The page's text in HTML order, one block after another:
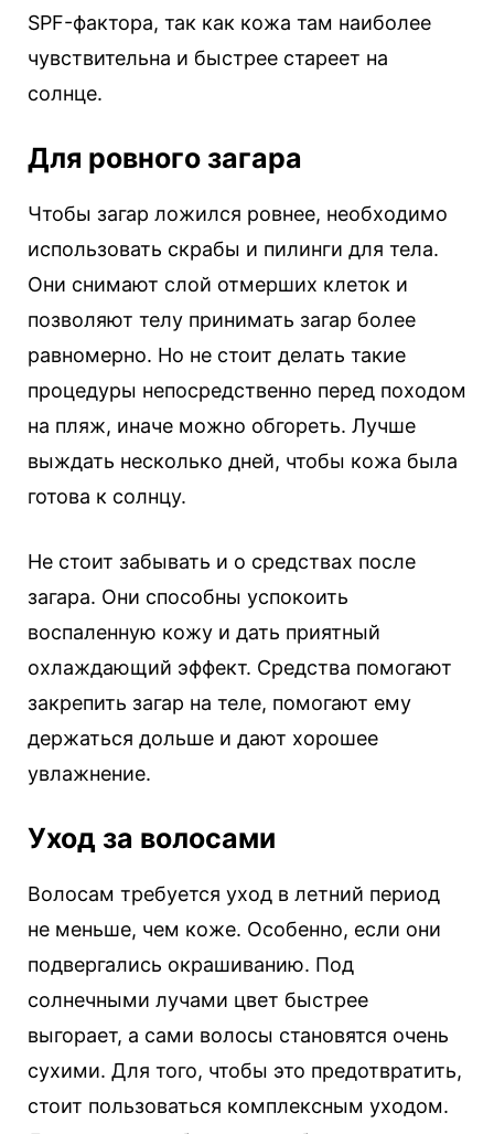
SPF-фактора, так как кожа там наиболее
чувствительна и быстрее стареет на
солнце.
Для ровного загара
Чтобы загар ложился ровнее, необходимо
использовать скрабы и пилинги для тела.
Они снимают слой отмерших клеток и
позволяют телу принимать загар более
равномерно. Но не стоит делать такие
процедуры непосредственно перед походом
на пляж, иначе можно обгореть. Лучше
выждать несколько дней, чтобы кожа была
готова к солнцу.
Не стоит забывать и о средствах после
загара. Они способны успокоить
воспаленную кожу и дать приятный
охлаждающий эффект. Средства помогают
закрепить загар на теле, помогают ему
держаться дольше и дают хорошее
увлажнение.
Уход за волосами
Волосам требуется уход в летний период
не меньше, чем коже. Особенно, если они
подвергались окрашиванию. Под
солнечными лучами цвет быстрее
выгорает, а сами волосы становятся очень
сухими. Для того, чтобы это предотвратить,
стоит пользоваться комплексным уходом.